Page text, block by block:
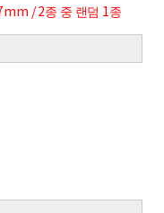
/ 2종 중 랜덤 1종